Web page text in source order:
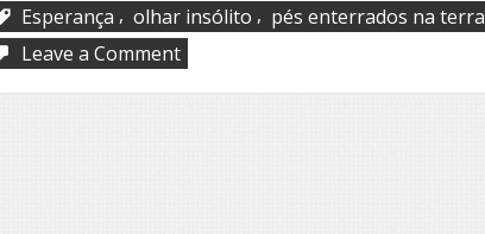
Esperança , olhar insólito , pés enterrados na terra
Leave a Commenton
Cenários